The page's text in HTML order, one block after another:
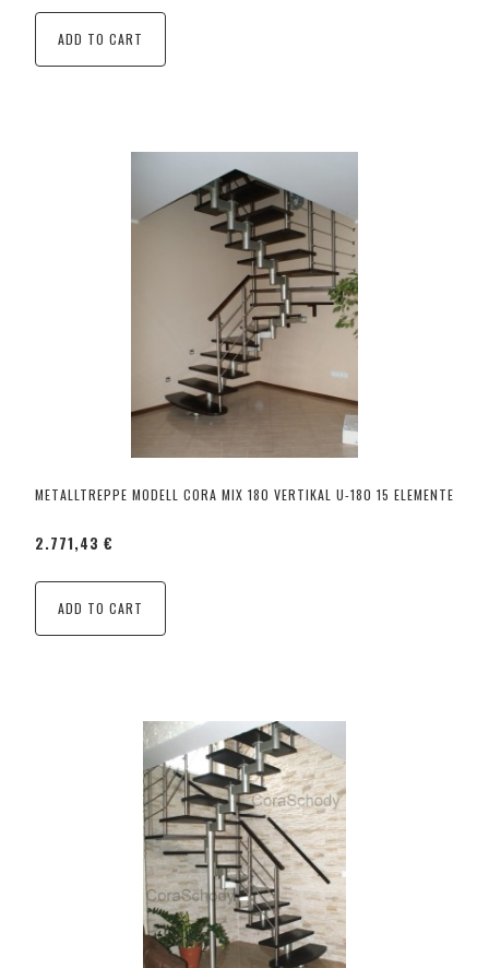
ADD TO CART
METALLTREPPE MODELL CORA MIX 180 VERTIKAL U-180 15 ELEMENTE
2.771,43 €
ADD TO CART